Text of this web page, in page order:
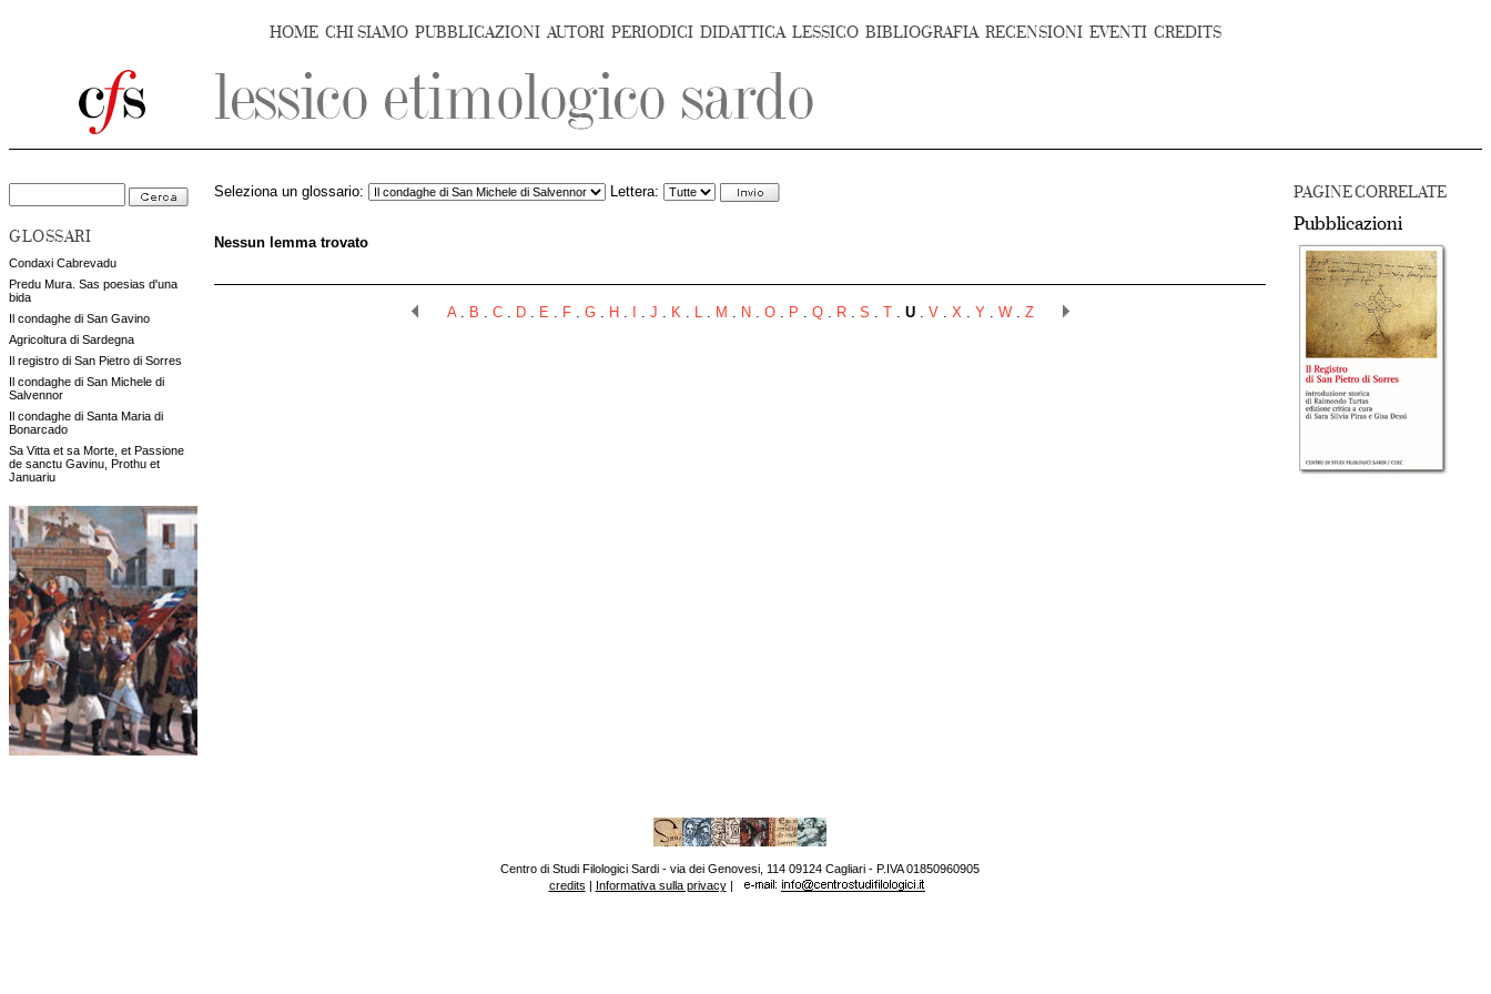
HOME CHI SIAMO PUBBLICAZIONI AUTORI PERIODICI DIDATTICA LESSICO BIBLIOGRAFIA RECENSIONI EVENTI CREDITS
GLOSSARI
Condaxi Cabrevadu
Predu Mura. Sas poesias d'una
bida
Il condaghe di San Gavino
Agricoltura di Sardegna
Il registro di San Pietro di Sorres
Il condaghe di San Michele di
Salvennor
Il condaghe di Santa Maria di
Bonarcado
Sa Vitta et sa Morte, et Passione
de sanctu Gavinu, Prothu et
Januariu
PAGINE CORRELATE
Pubblicazioni
Seleziona un glossario: Lettera:
Nessun lemma trovato
A. B . C. D. E . F. G. H . . J . K. L. M . N . O. P . Q. R. S . . U. V . X. Y . W. Z
Centro di Studi Filologici Sardi - via dei Genovesi, 114 09124 Cagliari - P.IVA 01850960905
credits | Informativa sulla privacy|